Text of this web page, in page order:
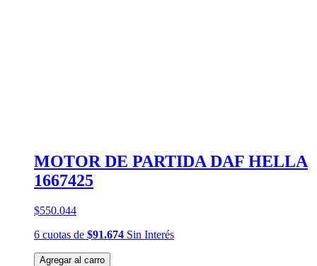
MOTOR DE PARTIDA DAF HELLA
1667425
$550.044
6 cuotas de $91.674 Sin Interés
Agregar al carro